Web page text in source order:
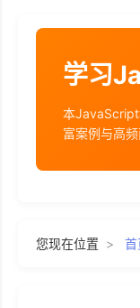
学习
本JavaScript
富案例与高
您现在位置 > 首